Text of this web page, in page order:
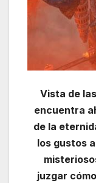
Vista de
encuentra
de la
los gustos
juzgar